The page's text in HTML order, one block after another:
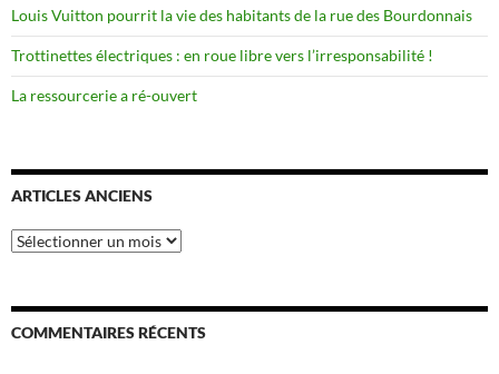
Louis Vuitton pourrit la vie des habitants de la rue des Bourdonnais
Trottinettes électriques : en roue libre vers l’irresponsabilité !
La ressourcerie a ré-ouvert
ARTICLES ANCIENS
Articles
anciens
COMMENTAIRES RÉCENTS